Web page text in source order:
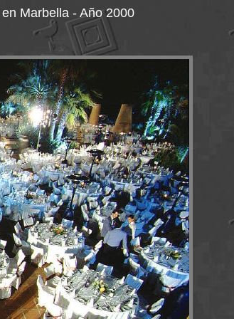
Marbella - Año 2000